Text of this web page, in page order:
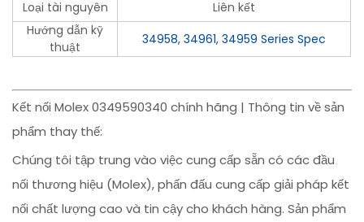
Loại tài nguyên
Liên kết
Hướng dẫn kỹ
thuật
34958, 34961, 34959 Series Spec
Kết nối Molex 0349590340 chính hãng | Thông tin về sản
phẩm thay thế:
Chúng tôi tập trung vào việc cung cấp sẵn có các đầu
nối thương hiệu (Molex), phấn đấu cung cấp giải pháp kết
nối chất lượng cao và tin cậy cho khách hàng. Sản phẩm